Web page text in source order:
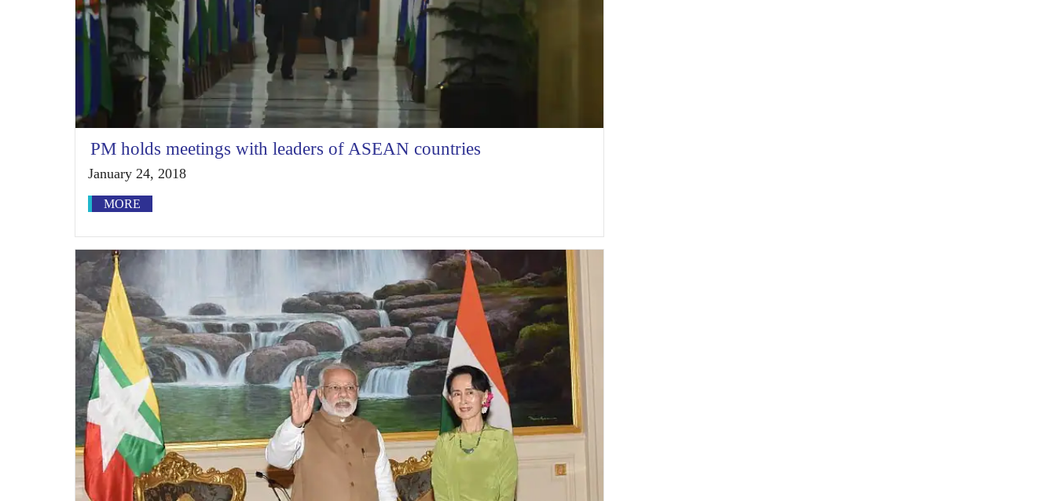
PM holds meetings with leaders of ASEAN countries
January 24, 2018
MORE